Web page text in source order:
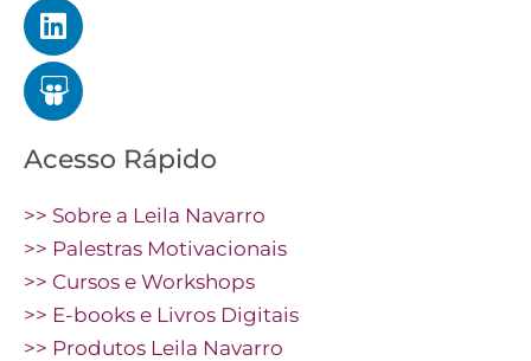
Acesso Rápido
>> Sobre a Leila Navarro
>> Palestras Motivacionais
>> Cursos e Workshops
>> E-books e Livros Digitais
>> Produtos Leila Navarro